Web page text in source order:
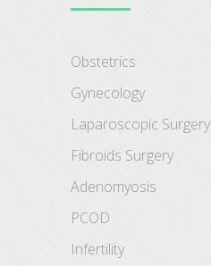
Obstetrics
Gynecology
Laparoscopic Surgery
Fibroids Surgery
Adenomyosis
PCOD
Infertility